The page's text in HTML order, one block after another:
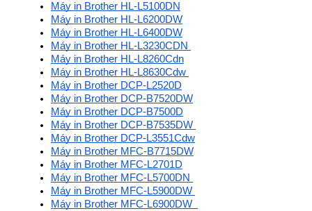
Máy in Brother HL-L5100DN
Máy in Brother HL-L6200DW
Máy in Brother HL-L6400DW
Máy in Brother HL-L3230CDN
Máy in Brother HL-L8260Cdn
Máy in Brother HL-L8630Cdw
Máy in Brother DCP-L2520D
Máy in Brother DCP-B7520DW
Máy in Brother DCP-B7500D
Máy in Brother DCP-B7535DW
Máy in Brother DCP-L3551Cdw
Máy in Brother MFC-B7715DW
Máy in Brother MFC-L2701D
Máy in Brother MFC-L5700DN
Máy in Brother MFC-L5900DW
Máy in Brother MFC-L6900DW